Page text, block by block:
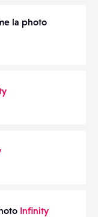
la photo
Infinity